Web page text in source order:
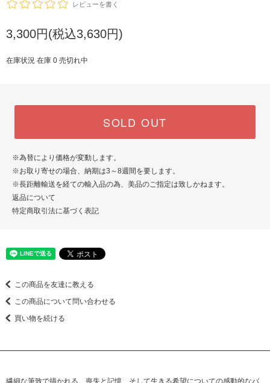
レビューを書く
3,300円(税込3,630円)
在庫状況 在庫 0 売切れ中
SOLD OUT
※為替により価格が変動します。
※お取り寄せの場合、納期は3～8週間を要します。
※長距離輸送を経ての輸入品の為、美品のご指定は致しかねます。
返品について
特定商取引法に基づく表記
この商品を友達に教える
この商品について問い合わせる
買い物を続ける
繊細な筆致で描かれる、喪失と記憶、そして生きる希望についての感動的なバ